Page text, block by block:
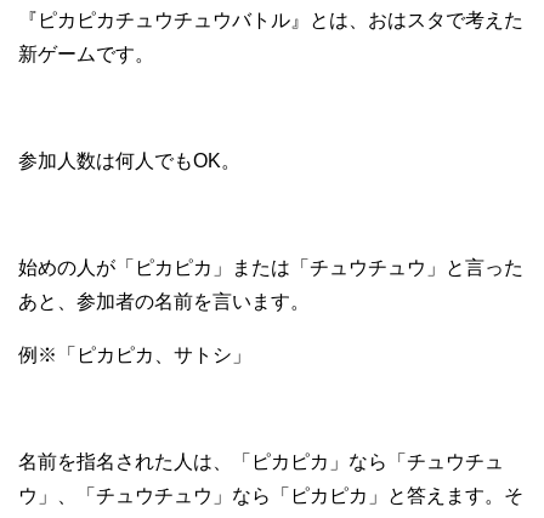
『ピカピカチュウチュウバトル』とは、おはスタで考えた
新ゲームです。
参加人数は何人でもOK。
始めの人が「ピカピカ」または「チュウチュウ」と言った
あと、参加者の名前を言います。
例※「ピカピカ、サトシ」
名前を指名された人は、「ピカピカ」なら「チュウチュ
ウ」、「チュウチュウ」なら「ピカピカ」と答えます。そ